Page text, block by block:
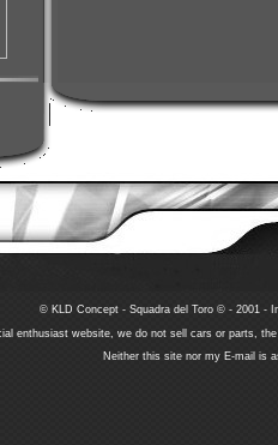
© KLD Concept - Squadra del Toro © - 2001 -
enthusiast website, we do not sell cars or parts,
Neither this site nor my E-mail is